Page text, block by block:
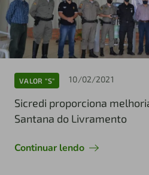
VALOR "S" 10/02/2021
Sicredi proporciona
Santana do Livramento
Continuar lendo